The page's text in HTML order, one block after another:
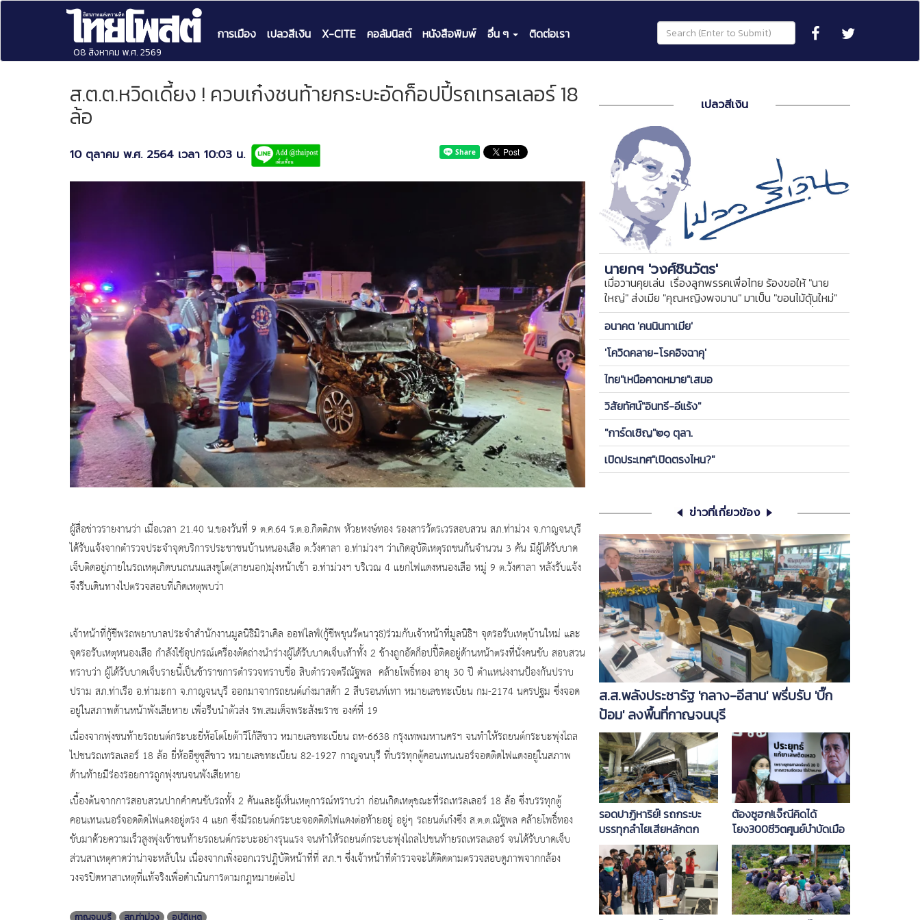
08 สิงหาคม พ.ศ. 2569
การเมือง เปลวสีเงิน X-CITE คอลัมนิสต์ หนังสือพิมพ์ อื่น ๆ ติดต่อเรา
ส.ต.ต.หวิดเดี้ยง ! ควบเก๋งชนท้ายกระบะอัดก็อปปี้รถเทรลเลอร์ 18
ล้อ
10 ตุลาคม พ.ศ. 2564 เวลา 10:03 น.
ผู้สื่อข่าวรายงานว่า เมื่อเวลา 21.40 น.ของวันที่ 9 ต.ค.64 ร.ต.อ.กิตติภพ ห้วยหงษ์ทอง รองสารวัตรเวรสอบสวน สภ.ท่าม่วง จ.กาญจนบุรี
ได้รับแจ้งจากตำรวจประจำจุดบริการประชาชนบ้านหนองเสือ ต.วังศาลา อ.ท่าม่วงฯ ว่าเกิดอุบัติเหตุรถชนกันจำนวน 3 คัน มีผู้ได้รับบาด
เจ็บติดอยู่ภายในรถเหตุเกิดบนถนนแสงชูโต(สายนอก)มุ่งหน้าเข้า อ.ท่าม่วงฯ บริเวณ 4 แยกไฟแดงหนองเสือ หมู่ 9 ต.วังศาลา หลังรับแจ้ง
จึงรีบเดินทางไปตรวจสอบที่เกิดเหตุพบว่า
เจ้าหน้าที่กู้ชีพรถพยาบาลประจำสำนักงานมูลนิธิมิราเคิล ออฟไลฟ์(กู้ชีพขุนรัตนาวุธ)ร่วมกับเจ้าหน้าที่มูลนิธิฯ จุดรอรับเหตุบ้านใหม่ และ
จุดรอรับเหตุหนองเสือ กำลังใช้อุปกรณ์เครื่องตัดถ่างนำร่างผู้ได้รับบาดเจ็บเท้าทั้ง 2 ข้างถูกอัดก็อปปี้ติดอยู่ด้านหน้าตรงที่นั่งคนขับ สอบสวน
ทราบว่า ผู้ได้รับบาดเจ็บรายนี้เป็นข้าราชการตำรวจทราบชื่อ สิบตำรวจตรีณัฐพล คล้ายโพธิ์ทอง อายุ 30 ปี ตำแหน่งงานป้องกันปราบ
ปราม สภ.ท่าเรือ อ.ท่ามะกา จ.กาญจนบุรี ออกมาจากรถยนต์เก๋งมาสด้า 2 สีบรอนท์เทา หมายเลขทะเบียน กม-2174 นครปฐม ซึ่งจอด
อยู่ในสภาพด้านหน้าพังเสียหาย เพื่อรีบนำตัวส่ง รพ.สมเด็จพระสังฆราช องค์ที่ 19
เนื่องจากพุ่งชนท้ายรถยนต์กระบะยี่ห้อโตโยต้าวีโก้สีขาว หมายเลขทะเบียน ถห-6638 กรุงเทพมหานครฯ จนทำให้รถยนต์กระบะพุ่งไถล
ไปชนรถเทรลเลอร์ 18 ล้อ ยี่ห้ออีซูซุสีขาว หมายเลขทะเบียน 82-1927 กาญจนบุรี ที่บรรทุกตู้คอนเทนเนอร์จอดติดไฟแดงอยู่ในสภาพ
ด้านท้ายมีร่องรอยการถูกพุ่งชนจนพังเสียหาย
เบื้องต้นจากการสอบสวนปากคำคนขับรถทั้ง 2 คันและผู้เห็นเหตุการณ์ทราบว่า ก่อนเกิดเหตุขณะที่รถเทรลเลอร์ 18 ล้อ ซึ่งบรรทุกตู้
คอนเทนเนอร์จอดติดไฟแดงอยู่ตรง 4 แยก ซึ่งมีรถยนต์กระบะจอดติดไฟแดงต่อท้ายอยู่ อยู่ๆ รถยนต์เก๋งซึ่ง ส.ต.ต.ณัฐพล คล้ายโพธิ์ทอง
ขับมาด้วยความเร็วสูงพุ่งเข้าชนท้ายรถยนต์กระบะอย่างรุนแรง จนทำให้รถยนต์กระบะพุ่งไถลไปชนท้ายรถเทรลเลอร์ จนได้รับบาดเจ็บ
ส่วนสาเหตุคาดว่าน่าจะหลับใน เนื่องจากเพิ่งออกเวรปฎิบัติหน้าที่ที่ สภ.ฯ ซึ่งเจ้าหน้าที่ตำรวจจะได้ติดตามตรวจสอบดูภาพจากกล้อง
วงจรปิดหาสาเหตุที่แท้จริงเพื่อดำเนินการตามกฎหมายต่อไป
กาญจนบุรี สภ.ท่าม่วง อุบัติเหตุ
เปลวสีเงิน
นายกฯ 'วงศ์ชินวัตร'
เมื่อวานคุยเล่น เรื่องลูกพรรคเพื่อไทย ร้องขอให้ "นาย
ใหญ่" ส่งเมีย "คุณหญิงพจมาน" มาเป็น "ขอนไม้ดุ้นใหม่"
ของพรรค ให้ลูกกบ-ลูกเขียดในพรรคได้เกาะ วันนี้ ขอคุย
ซีเครียดซักนิด
อนาคต 'คนนินทาเมีย'
'โควิดคลาย-โรคอิจฉาคุ'
ไทย"เหนือคาดหมาย"เสมอ
วิสัยทัศน์"อินทรี-อีแร้ง"
"การ์ดเชิญ"๒๑ ตุลา.
เปิดประเทศ"เปิดตรงไหน?"
ข่าวที่เกี่ยวข้อง
ส.ส.พลังประชารัฐ 'กลาง-อีสาน' พรึ่บรับ 'บิ๊ก
ป้อม' ลงพื้นที่กาญจนบุรี
รอดปาฏิหาริย์! รถกระบะ
บรรทุกลำไยเสียหลักตก
ทางด่วนสูงกว่า 10 เมตร คน
ขับไม่เจ็บ
ต้องซูฮก!เจ๊ณีคิดได้
โยง300ชีวิตศูนย์บำบัดเมือ
งกาญจน์ซัด’ประยุทธ์-สม
ศักดิ์-ป.ป.ส.’